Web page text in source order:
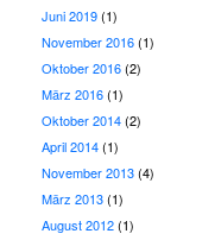
Juni 2019(1)
November 2016(1)
Oktober 2016(2)
März 2016(1)
Oktober 2014(2)
April 2014(1)
November 2013(4)
März 2013(1)
August 2012(1)